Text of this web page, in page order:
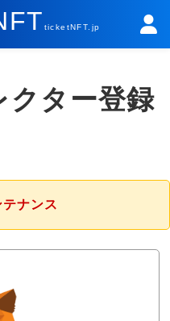
ticketNFT.jp
クター登録
ナンス